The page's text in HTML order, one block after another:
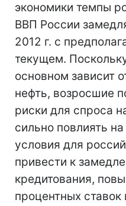
экономики темпы
ВВП России
2012 г. с
текущем.
основном зависит
нефть, возросшие
риски для спроса
сильно повлиять
условия для
привести к
кредитования,
процентных